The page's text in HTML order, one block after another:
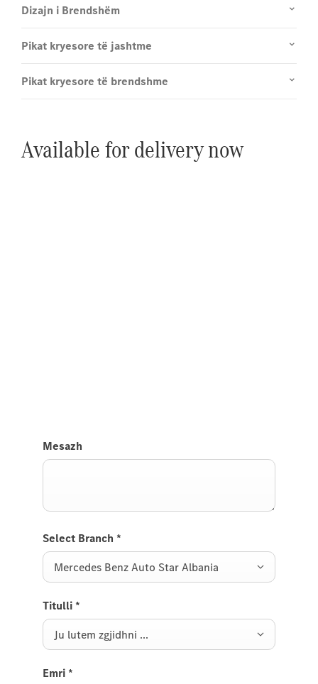
Dizajn i Brendshëm
Pikat kryesore të jashtme
Pikat kryesore të brendshme
Available for delivery now
Mesazh
Select Branch *
Mercedes Benz Auto Star Albania
Titulli *
Ju lutem zgjidhni ...
Emri *